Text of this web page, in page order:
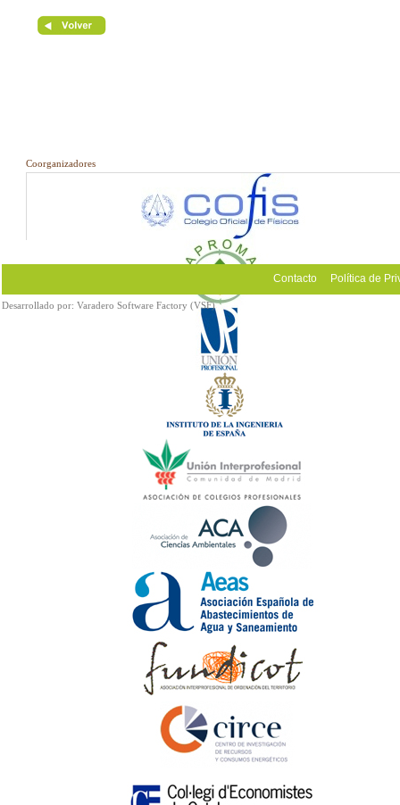
Coorganizadores
Contacto Política de
Desarrollado por: Varadero Software Factory (VSF)